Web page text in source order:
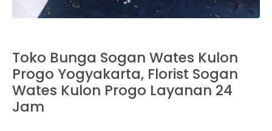
Toko Bunga Sogan Wates Kulon
Progo Yogyakarta, Florist Sogan
Wates Kulon Progo Layanan 24
Jam